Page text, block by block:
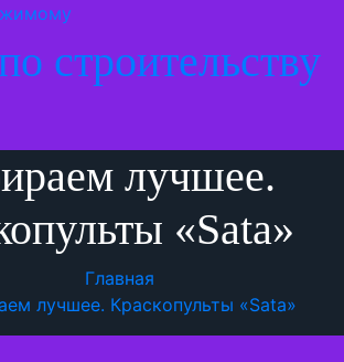
строительству
лучшее.
«Sata»
Главная
лучшее. Краскопульты «Sata»